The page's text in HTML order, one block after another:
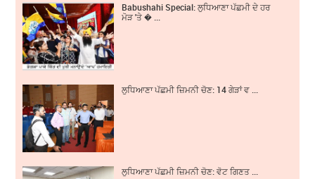
Babushahi Special: ਲੁਧਿਆਣਾ ਪੱਛਮੀ ਦੇ ਹਰ
ਮੋੜ 'ਤੇ � ...
ਲੁਧਿਆਣਾ ਪੱਛਮੀ ਜ਼ਿਮਨੀ ਚੋਣ: 14 ਗੇੜਾਂ ਵ ...
ਲੁਧਿਆਣਾ ਪੱਛਮੀ ਜ਼ਿਮਨੀ ਚੋਣ: ਵੋਟ ਗਿਣਤ ...